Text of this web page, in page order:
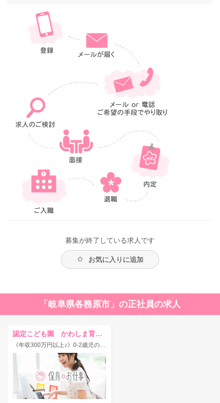
募集が終了している求人です
お気に入りに追加
「岐阜県各務原市」の正社員の求人
認定こども園 かわしま育ちの庭
《年収300万円以上♪》0-2歳児の乳児クラスの担任の先生募集☆